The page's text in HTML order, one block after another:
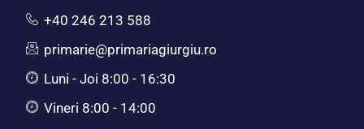
+40 246 213 588
primarie@primariagiurgiu.ro
Luni - Joi 8:00 - 16:30
Vineri 8:00 - 14:00